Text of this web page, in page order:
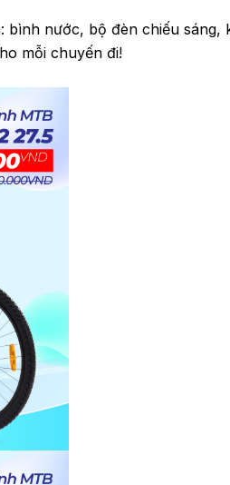
bình nước, bộ đèn chiếu sáng,
mỗi chuyến đi!